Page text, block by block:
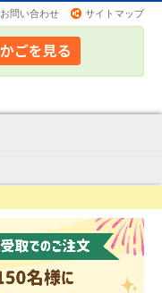
お問い合わせ サイトマップ